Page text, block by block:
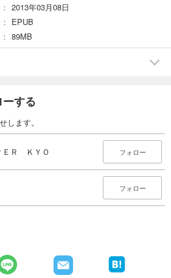
2013年03月08日
EPUB
89MB
する
します。
ＥＲ ＫＹＯ フォロー
フォロー